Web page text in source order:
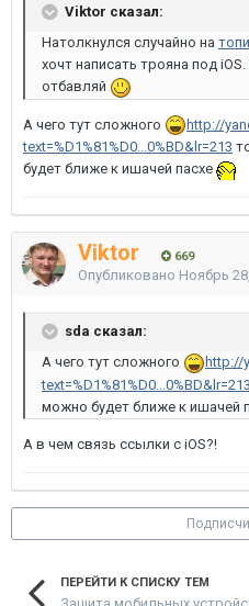
Viktor сказал:
Натолкнулся случайно на
хочт написать трояна под
отбавляй
А чего тут сложного
http://
text=%D1%81%D0...0%BD&lr=213
будет ближе к ишачей пасхе
Viktor 669
Опубликовано Ноябрь
sda сказал:
А чего тут сложного
http://
text=%D1%81%D0...0%BD&lr=213
можно будет ближе к ишачей
А в чем связь ссылки с iOS?!
ПЕРЕЙТИ К СПИСКУ ТЕМ